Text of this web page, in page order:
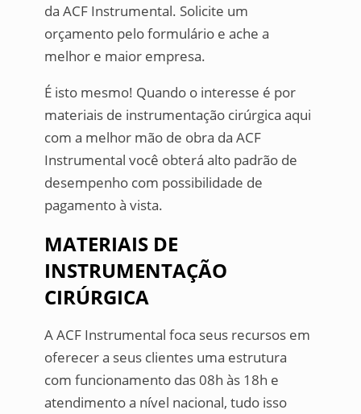
da ACF Instrumental. Solicite um
orçamento pelo formulário e ache a
melhor e maior empresa.
É isto mesmo! Quando o interesse é por
materiais de instrumentação cirúrgica aqui
com a melhor mão de obra da ACF
Instrumental você obterá alto padrão de
desempenho com possibilidade de
pagamento à vista.
MATERIAIS DE
INSTRUMENTAÇÃO
CIRÚRGICA
A ACF Instrumental foca seus recursos em
oferecer a seus clientes uma estrutura
com funcionamento das 08h às 18h e
atendimento a nível nacional, tudo isso